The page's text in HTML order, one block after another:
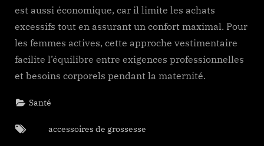
est aussi économique, car il limite les achats
excessifs tout en assurant un confort maximal. Pour
les femmes actives, cette approche vestimentaire
facilite l’équilibre entre exigences professionnelles
et besoins corporels pendant la maternité.
Santé
Tags:accessoires de grossesse